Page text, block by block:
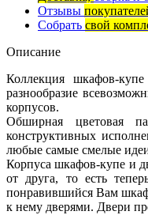
Отзывы
Собрать свой
Описание
Коллекция шкафов-
разнообразие
корпусов.
Обширная цветовая
конструктивных
любые самые смелые
Корпуса шкафов-купе и
от друга, то есть
понравившийся Вам
к нему дверями. Двери